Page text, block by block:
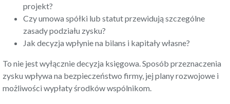
projekt?
Czy umowa spółki lub statut przewidują szczególne
zasady podziału zysku?
Jak decyzja wpłynie na bilans i kapitały własne?
To nie jest wyłącznie decyzja księgowa. Sposób przeznaczenia
zysku wpływa na bezpieczeństwo firmy, jej plany rozwojowe i
możliwości wypłaty środków wspólnikom.